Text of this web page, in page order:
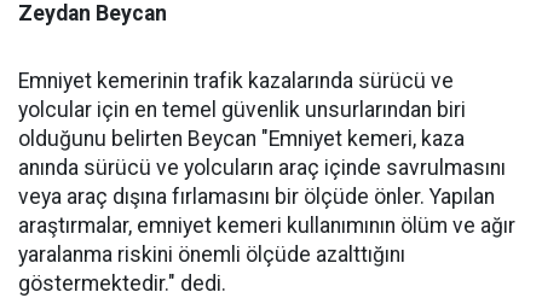
Zeydan Beycan
Emniyet kemerinin trafik kazalarında sürücü ve
yolcular için en temel güvenlik unsurlarından biri
olduğunu belirten Beycan "Emniyet kemeri, kaza
anında sürücü ve yolcuların araç içinde savrulmasını
veya araç dışına fırlamasını bir ölçüde önler. Yapılan
araştırmalar, emniyet kemeri kullanımının ölüm ve ağır
yaralanma riskini önemli ölçüde azalttığını
göstermektedir." dedi.